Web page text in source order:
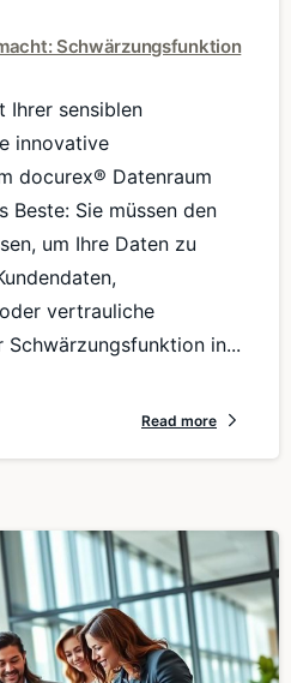
Schwärzungsfunktion
Ihrer sensiblen
innovative
docurex® Datenraum
Beste: Sie müssen den
um Ihre Daten zu
vertrauliche
in...
Read more